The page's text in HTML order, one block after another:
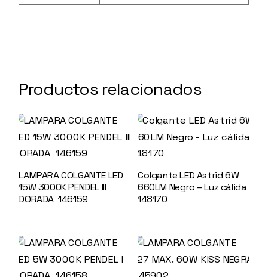
Productos relacionados
LAMPARA COLGANTE LED
15W 3000K PENDEL III
DORADA 146159
Colgante LED Astrid 6W
660LM Negro – Luz cálida
148170